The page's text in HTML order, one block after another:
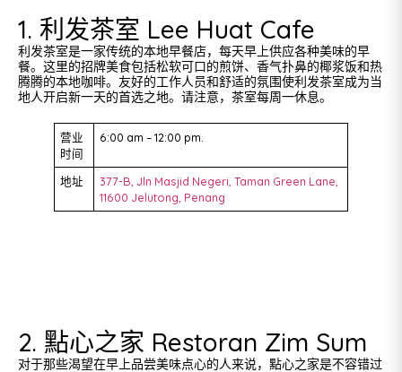
1. 利发茶室 Lee Huat Cafe
利发茶室是一家传统的本地早餐店，每天早上供应各种美味的早
餐。这里的招牌美食包括松软可口的煎饼、香气扑鼻的椰浆饭和热
腾腾的本地咖啡。友好的工作人员和舒适的氛围使利发茶室成为当
地人开启新一天的首选之地。请注意，茶室每周一休息。
营业
时间
6:00 am – 12:00 pm.
地址
377-B, Jln Masjid Negeri, Taman Green Lane,
11600 Jelutong, Penang
2. 點心之家 Restoran Zim Sum
对于那些渴望在早上品尝美味点心的人来说，點心之家是不容错过